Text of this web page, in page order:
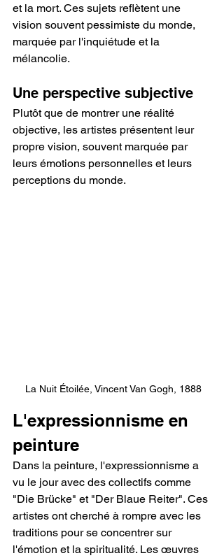
et la mort. Ces sujets reflètent une
vision souvent pessimiste du monde,
marquée par l'inquiétude et la
mélancolie.
Une perspective subjective
Plutôt que de montrer une réalité
objective, les artistes présentent leur
propre vision, souvent marquée par
leurs émotions personnelles et leurs
perceptions du monde.
La Nuit Étoilée, Vincent Van Gogh, 1888
L'expressionnisme en
peinture
Dans la peinture, l'expressionnisme a
vu le jour avec des collectifs comme
"Die Brücke" et "Der Blaue Reiter". Ces
artistes ont cherché à rompre avec les
traditions pour se concentrer sur
l'émotion et la spiritualité. Les œuvres